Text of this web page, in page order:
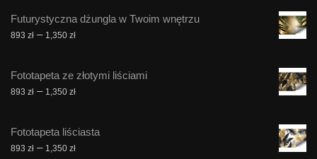
Futurystyczna dżungla w Twoim wnętrzu
893 zł – 1,350 złZakres
893 zł
do
Fototapeta ze złotymi liściami
893 zł – 1,350 złZakres
893 zł
do
Fototapeta liściasta
893 zł – 1,350 złZakres